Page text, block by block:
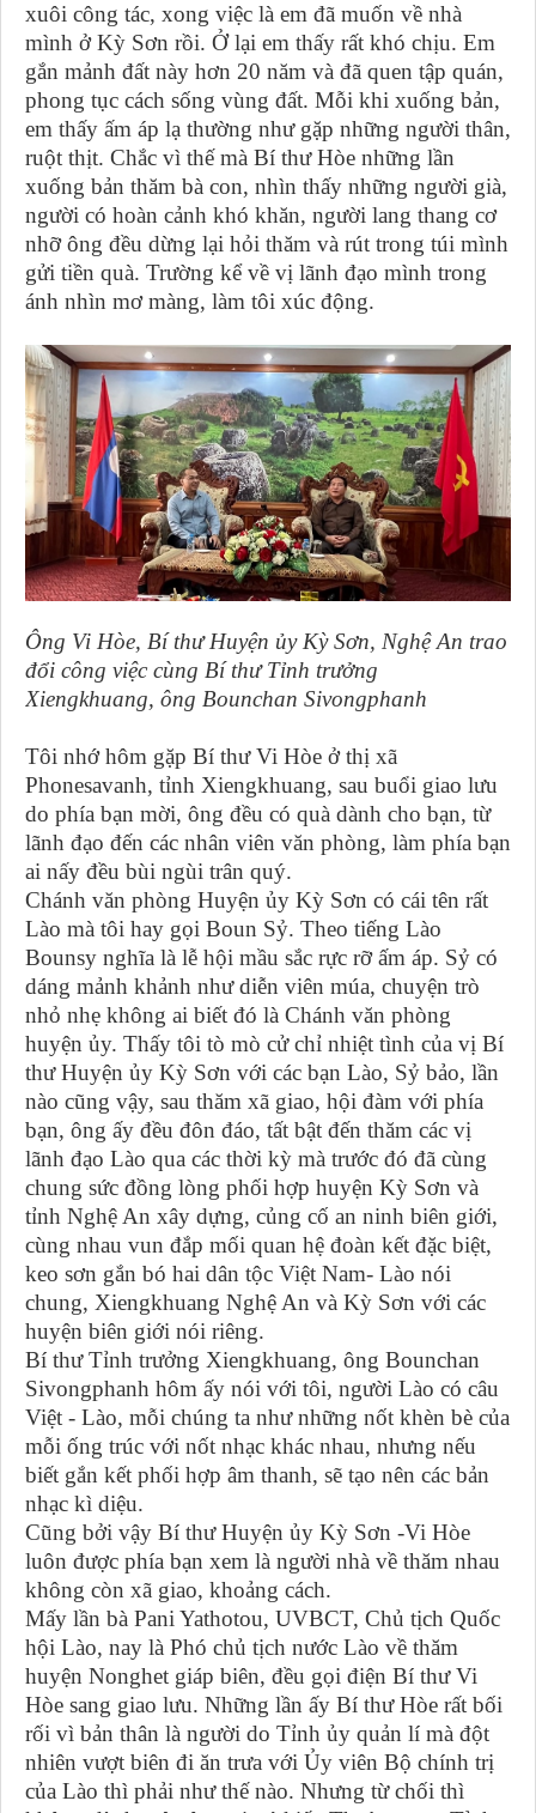
xuôi công tác, xong việc là em đã muốn về nhà
mình ở Kỳ Sơn rồi. Ở lại em thấy rất khó chịu. Em
gắn mảnh đất này hơn 20 năm và đã quen tập quán,
phong tục cách sống vùng đất. Mỗi khi xuống bản,
em thấy ấm áp lạ thường như gặp những người thân,
ruột thịt. Chắc vì thế mà Bí thư Hòe những lần
xuống bản thăm bà con, nhìn thấy những người già,
người có hoàn cảnh khó khăn, người lang thang cơ
nhỡ ông đều dừng lại hỏi thăm và rút trong túi mình
gửi tiền quà. Trường kể về vị lãnh đạo mình trong
ánh nhìn mơ màng, làm tôi xúc động.
Ông Vi Hòe, Bí thư Huyện ủy Kỳ Sơn, Nghệ An trao
đổi công việc cùng Bí thư Tỉnh trưởng
Xiengkhuang, ông Bounchan Sivongphanh
Tôi nhớ hôm gặp Bí thư Vi Hòe ở thị xã
Phonesavanh, tỉnh Xiengkhuang, sau buổi giao lưu
do phía bạn mời, ông đều có quà dành cho bạn, từ
lãnh đạo đến các nhân viên văn phòng, làm phía bạn
ai nấy đều bùi ngùi trân quý.
Chánh văn phòng Huyện ủy Kỳ Sơn có cái tên rất
Lào mà tôi hay gọi Boun Sỷ. Theo tiếng Lào
Bounsy nghĩa là lễ hội mầu sắc rực rỡ ấm áp. Sỷ có
dáng mảnh khảnh như diễn viên múa, chuyện trò
nhỏ nhẹ không ai biết đó là Chánh văn phòng
huyện ủy. Thấy tôi tò mò cử chỉ nhiệt tình của vị Bí
thư Huyện ủy Kỳ Sơn với các bạn Lào, Sỷ bảo, lần
nào cũng vậy, sau thăm xã giao, hội đàm với phía
bạn, ông ấy đều đôn đáo, tất bật đến thăm các vị
lãnh đạo Lào qua các thời kỳ mà trước đó đã cùng
chung sức đồng lòng phối hợp huyện Kỳ Sơn và
tỉnh Nghệ An xây dựng, củng cố an ninh biên giới,
cùng nhau vun đắp mối quan hệ đoàn kết đặc biệt,
keo sơn gắn bó hai dân tộc Việt Nam- Lào nói
chung, Xiengkhuang Nghệ An và Kỳ Sơn với các
huyện biên giới nói riêng.
Bí thư Tỉnh trưởng Xiengkhuang, ông Bounchan
Sivongphanh hôm ấy nói với tôi, người Lào có câu
Việt - Lào, mỗi chúng ta như những nốt khèn bè của
mỗi ống trúc với nốt nhạc khác nhau, nhưng nếu
biết gắn kết phối hợp âm thanh, sẽ tạo nên các bản
nhạc kì diệu.
Cũng bởi vậy Bí thư Huyện ủy Kỳ Sơn -Vi Hòe
luôn được phía bạn xem là người nhà về thăm nhau
không còn xã giao, khoảng cách.
Mấy lần bà Pani Yathotou, UVBCT, Chủ tịch Quốc
hội Lào, nay là Phó chủ tịch nước Lào về thăm
huyện Nonghet giáp biên, đều gọi điện Bí thư Vi
Hòe sang giao lưu. Những lần ấy Bí thư Hòe rất bối
rối vì bản thân là người do Tỉnh ủy quản lí mà đột
nhiên vượt biên đi ăn trưa với Ủy viên Bộ chính trị
của Lào thì phải như thế nào. Nhưng từ chối thì